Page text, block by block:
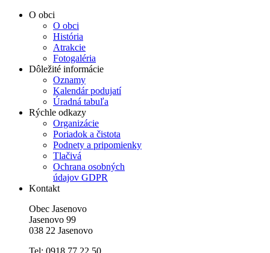
O obci
O obci
História
Atrakcie
Fotogaléria
Dôležité informácie
Oznamy
Kalendár podujatí
Úradná tabuľa
Rýchle odkazy
Organizácie
Poriadok a čistota
Podnety a pripomienky
Tlačivá
Ochrana osobných
údajov GDPR
Kontakt
Obec Jasenovo
Jasenovo 99
038 22 Jasenovo
Tel: 0918 77 22 50